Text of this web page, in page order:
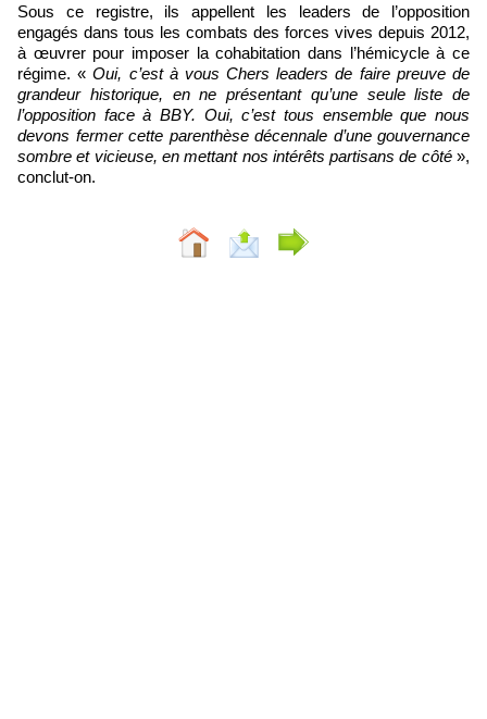
Sous ce registre, ils appellent les leaders de l’opposition
engagés dans tous les combats des forces vives depuis 2012,
à œuvrer pour imposer la cohabitation dans l’hémicycle à ce
régime. «Oui, c’est à vous Chers leaders de faire preuve de
grandeur historique, en ne présentant qu’une seule liste de
l’opposition face à BBY. Oui, c’est tous ensemble que nous
devons fermer cette parenthèse décennale d’une gouvernance
sombre et vicieuse, en mettant nos intérêts partisans de côté»,
conclut-on.